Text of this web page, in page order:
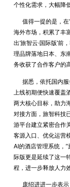
个性化需求，大幅降
值得一提的是，在“
海外市场，积累了丰
出‘旅智云·国际版’
理品牌落地日本、东
务收获了合作客户的
据悉，依托国内服
上线初期便快速覆盖
两大核心目标，助力
对接方面，旅智科技
游平台建立紧密合作
客源入口、优化运营
AI的酒店管理系统，
际版更是延续了这一
程，进一步释放人力
庞绍进进一步表示